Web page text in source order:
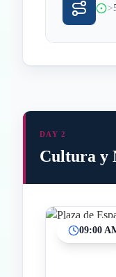
>
DAY 2
Cultura y
09:00